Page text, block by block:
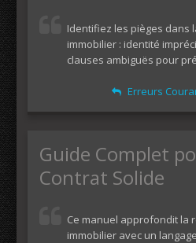
Identifiez les pièges dans
immobilier : identité
clauses ambiguës pour
Erreurs
Guide Complet
Contrat Solide
Ce manuel approfondit la
immobilier avec un